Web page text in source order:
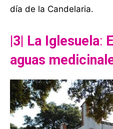
día de la Candelaria.
|3| La Iglesuela:
aguas